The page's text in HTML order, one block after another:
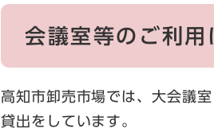
会議室等のご利用
高知市卸売市場では、大会議
貸出をしています。